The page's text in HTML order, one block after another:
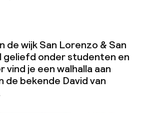
de wijk San Lorenzo & San
geliefd onder studenten en
je een walhalla aan
de bekende Davidvan